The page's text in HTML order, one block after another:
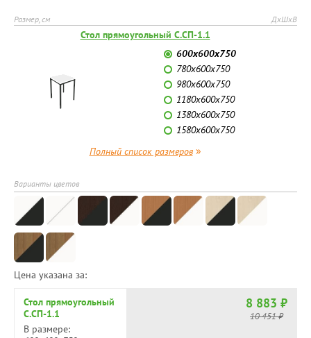
Размер, см ДхШхВ
Стол прямоугольный С.СП-1.1
600х600х750
780х600х750
980х600х750
1180х600х750
1380х600х750
1580х600х750
Полный список размеров»
Варианты цветов
Цена указана за:
Стол прямоугольный
С.СП-1.1
В размере:
8 883 ₽
10 451 ₽